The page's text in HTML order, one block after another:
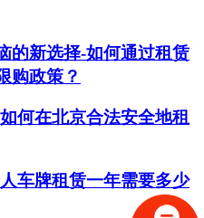
的新选择-如何通过租赁
购政策？
何在北京合法安全地租
车牌租赁一年需要多少